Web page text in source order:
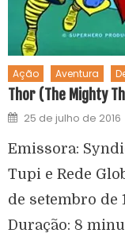
Ação Aventura
Thor (The Mighty
25 de julho de 2016
Emissora:
Tupi e Rede
de setembro de
Duração: 8